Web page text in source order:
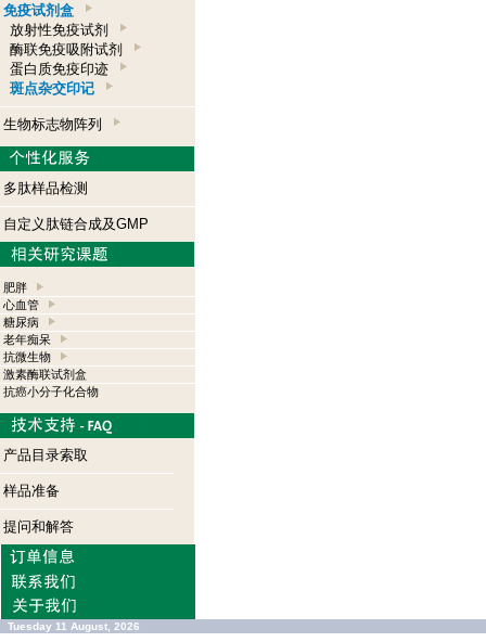
免疫试剂盒
放射性免疫试剂
酶联免疫吸附试剂
蛋白质免疫印迹
斑点杂交印记
生物标志物阵列
多肽样品检测
自定义肽链合成及GMP
肥胖
心血管
糖尿病
老年痴呆
抗微生物
激素酶联试剂盒
抗癌小分子化合物
产品目录索取
样品准备
提问和解答
Tuesday 11 August, 2026